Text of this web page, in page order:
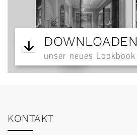
DOWNLOADEN
unser neues Lookbook
KONTAKT